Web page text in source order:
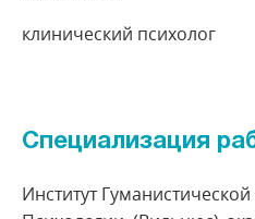
клинический психолог
Специализация
Институт